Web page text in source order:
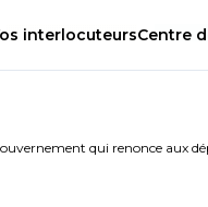
interlocuteursCentre
qui renonce aux